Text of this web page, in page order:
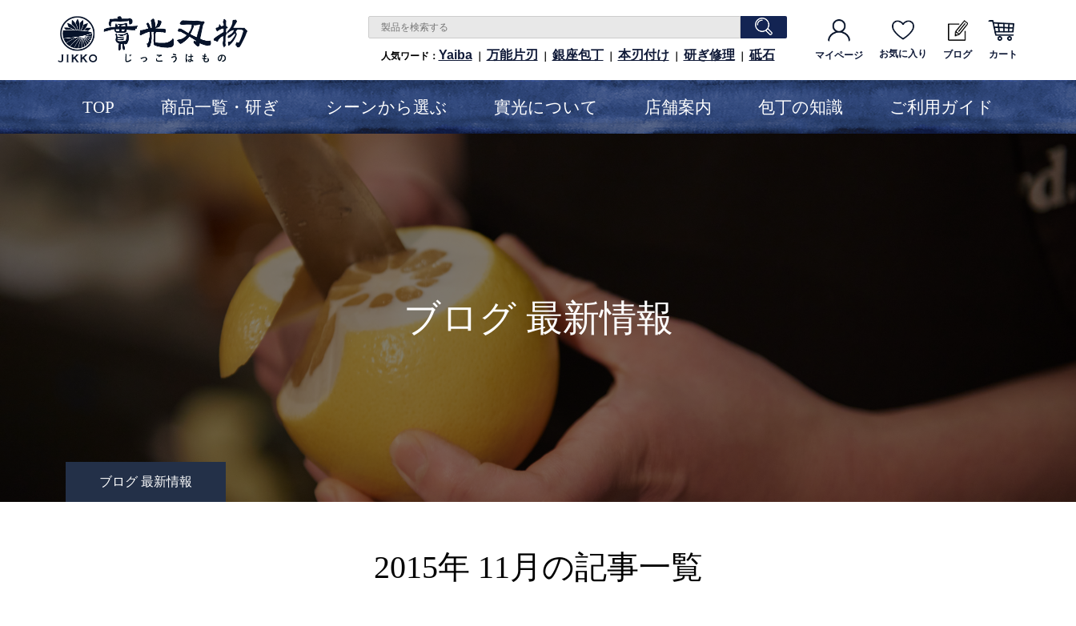
人気ワード： Yaiba｜ 万能片刃 銀座包丁 本刃付け｜ 研ぎ修理 砥石 マイページ お気に入り ブログ カート
TOP 商品一覧・研ぎ シーンから選ぶ 實光について 店舗案内 包丁の知識 ご利用ガイド
ブログ 最新情報
ブログ 最新情報
2015年 11月の記事一覧